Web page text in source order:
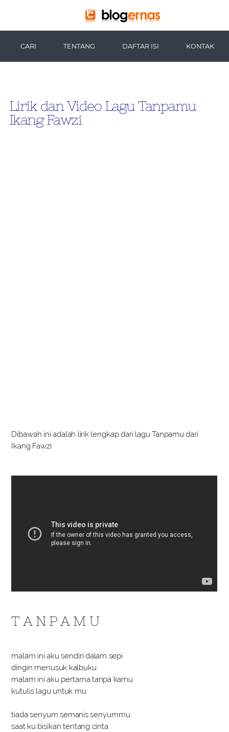
CARI TENTANG DAFTAR ISI KONTAK
Lirik dan Video Lagu Tanpamu
Ikang Fawzi
Dibawah ini adalah lirik lengkap dari lagu Tanpamu dari
Ikang Fawzi
T A N P A M U
malam ini aku sendiri dalam sepi
dingin menusuk kalbuku
malam ini aku pertama tanpa kamu
kutulis lagu untuk mu
tiada senyum semanis senyummu
saat ku bisikan tentang cinta